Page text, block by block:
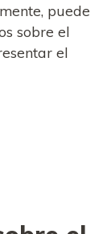
puede
sobre el
el